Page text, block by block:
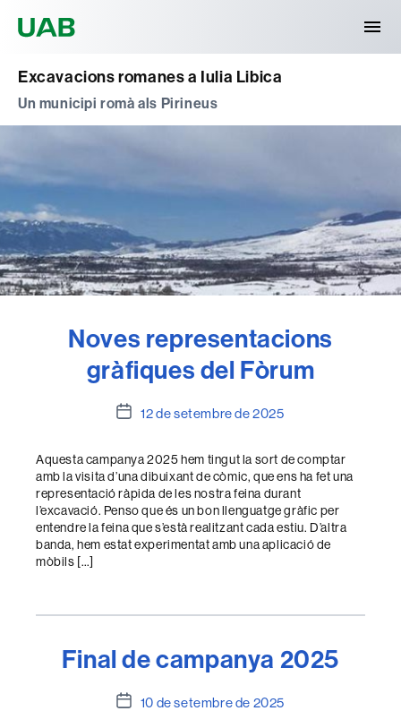
Excavacions romanes a Iulia Libica
Un municipi romà als Pirineus
Noves representacions
gràfiques del Fòrum
Data12 de setembre de 2025
Aquesta campanya 2025 hem tingut la sort de comptar
amb la visita d’una dibuixant de còmic, que ens ha fet una
representació ràpida de les nostra feina durant
l’excavació. Penso que és un bon llenguatge gràfic per
entendre la feina que s’està realitzant cada estiu. D’altra
banda, hem estat experimentat amb una aplicació de
mòbils […]
Final de campanya 2025
Data10 de setembre de 2025